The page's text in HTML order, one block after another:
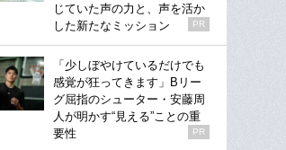
じていた声の力と、声を活か
した新たなミッション
PR
「少しぼやけているだけでも
感覚が狂ってきます」Bリー
グ屈指のシューター・安藤周
人が明かす“見える”ことの重
要性
PR